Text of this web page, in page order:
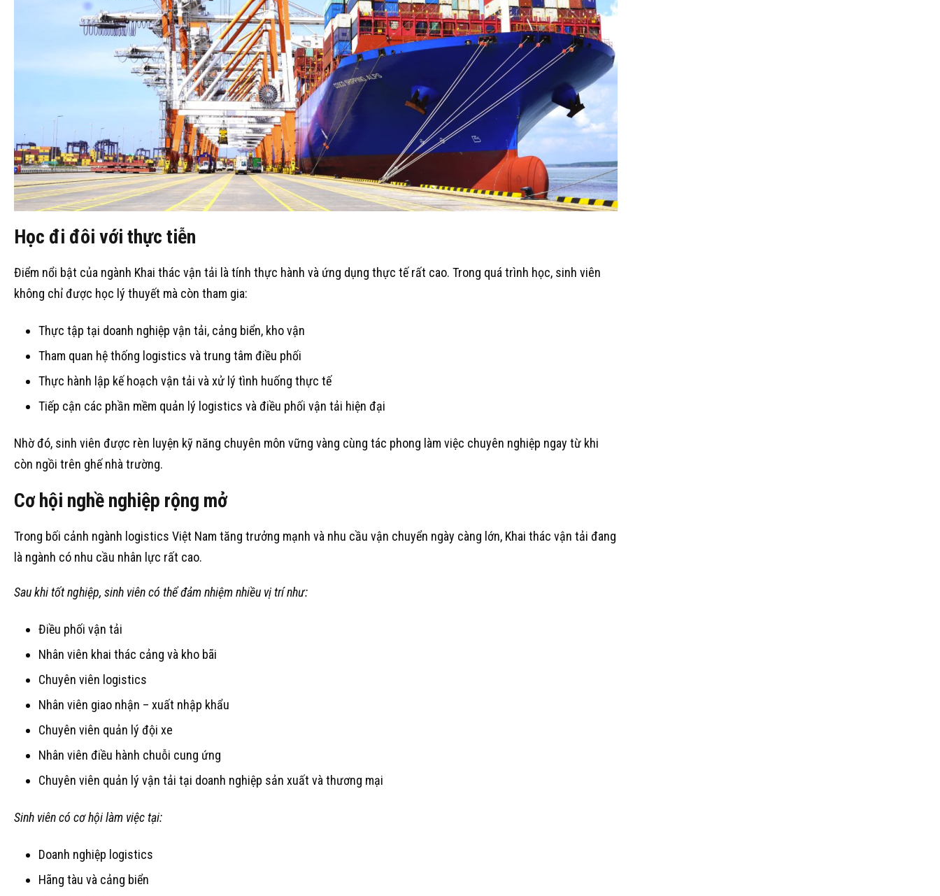
Học đi đôi với thực tiễn
Điểm nổi bật của ngành Khai thác vận tải là tính thực hành và ứng dụng thực tế rất cao. Trong quá trình học, sinh viên
không chỉ được học lý thuyết mà còn tham gia:
Thực tập tại doanh nghiệp vận tải, cảng biển, kho vận
Tham quan hệ thống logistics và trung tâm điều phối
Thực hành lập kế hoạch vận tải và xử lý tình huống thực tế
Tiếp cận các phần mềm quản lý logistics và điều phối vận tải hiện đại
Nhờ đó, sinh viên được rèn luyện kỹ năng chuyên môn vững vàng cùng tác phong làm việc chuyên nghiệp ngay từ khi
còn ngồi trên ghế nhà trường.
Cơ hội nghề nghiệp rộng mở
Trong bối cảnh ngành logistics Việt Nam tăng trưởng mạnh và nhu cầu vận chuyển ngày càng lớn, Khai thác vận tải đang
là ngành có nhu cầu nhân lực rất cao.
Sau khi tốt nghiệp, sinh viên có thể đảm nhiệm nhiều vị trí như:
Điều phối vận tải
Nhân viên khai thác cảng và kho bãi
Chuyên viên logistics
Nhân viên giao nhận – xuất nhập khẩu
Chuyên viên quản lý đội xe
Nhân viên điều hành chuỗi cung ứng
Chuyên viên quản lý vận tải tại doanh nghiệp sản xuất và thương mại
Sinh viên có cơ hội làm việc tại:
Doanh nghiệp logistics
Hãng tàu và cảng biển